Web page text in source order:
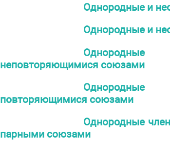
Однородные и
Однородные и
Однородные
неповторяющимися союзами
Однородные
повторяющимися союзами
Однородные
парными союзами